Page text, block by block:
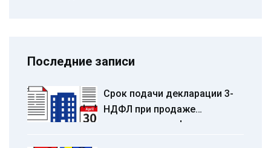
Последние записи
Срок подачи декларации 3-
НДФЛ при продаже
квартиры: штрафы и правила